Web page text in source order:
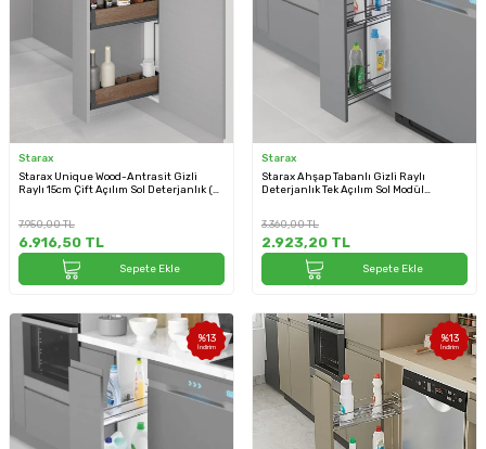
Starax
Starax Unique Wood-Antrasit Gizli
Raylı 15cm Çift Açılım Sol Deterjanlık (S-
7.950,00TL
6.916,50 TL
Sepete Ekle
Starax
Starax Ahşap Tabanlı Gizli Raylı
Deterjanlık Tek Açılım Sol Modül
3.360,00TL
2.923,20 TL
Sepete Ekle
%13
İndirim
%13
İndirim